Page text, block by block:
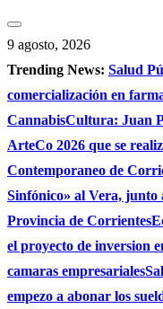
Saltar
al
contenido
9 agosto, 2026
Trending News: Salud
comercialización en
CannabisCultura: Juan
ArteCo 2026 que se
Contemporaneo de
Sinfónico» al Vera, junto
Provincia de Corrientes
el proyecto de inversion
camaras empresariales
empezo a abonar los